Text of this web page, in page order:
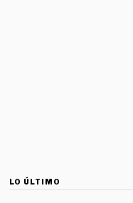
LO ÚLTIMO